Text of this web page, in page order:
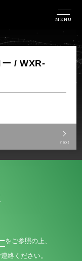
MENU
/ WXR-
next
をご参照の上、
絡ください。